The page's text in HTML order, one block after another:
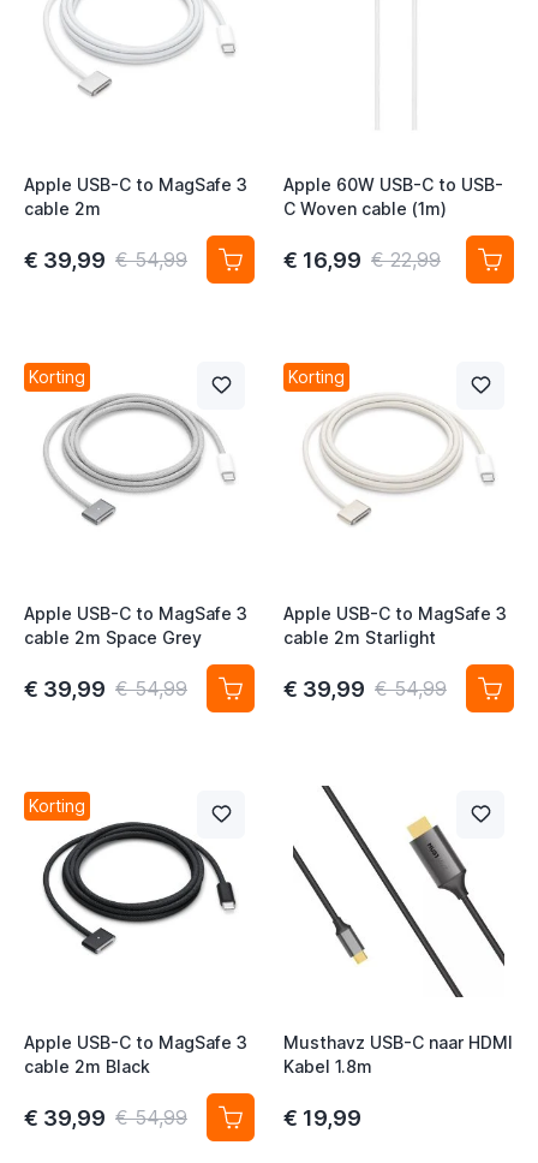
Apple USB-C to MagSafe 3
cable 2m
€ 39,99 € 54,99
Apple 60W USB-C to USB-
C Woven cable (1m)
€ 16,99 € 22,99
Korting
Apple USB-C to MagSafe 3
cable 2m Space Grey
€ 39,99 € 54,99
Korting
Apple USB-C to MagSafe 3
cable 2m Starlight
€ 39,99 € 54,99
Korting
Apple USB-C to MagSafe 3
cable 2m Black
€ 39,99 € 54,99
Musthavz USB-C naar HDMI
Kabel 1.8m
€ 19,99